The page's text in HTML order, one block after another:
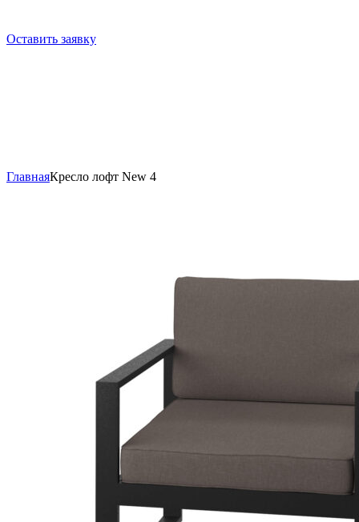
Оставить заявку
ГлавнаяКресло лофт New 4